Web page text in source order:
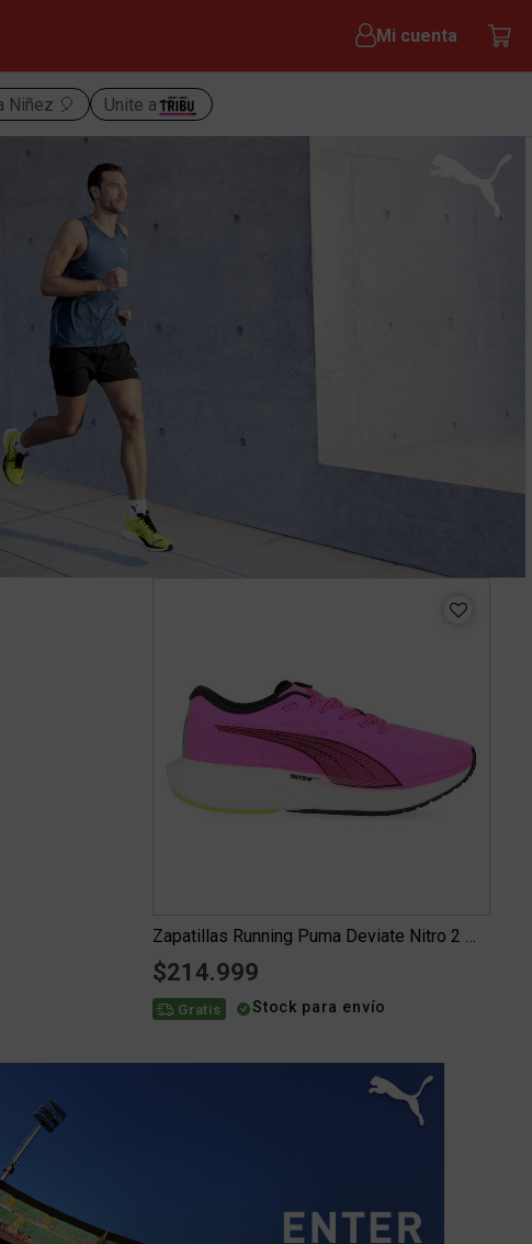
Mi cuenta
Niñez 🎈 Unite a
Zapatillas Running Puma Deviate Nitro 2 Mujer
$214.999
Gratis Stock para envío